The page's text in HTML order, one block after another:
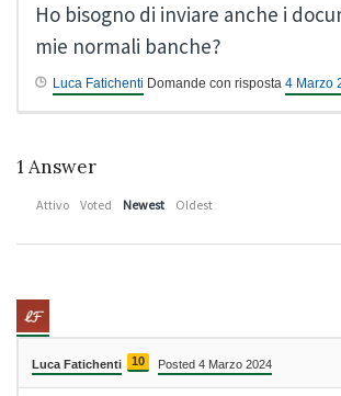
Ho bisogno di inviare anche i
mie normali banche?
Luca Fatichenti Domande con risposta 4 Marzo
1 Answer
Attivo Voted Newest Oldest
Luca Fatichenti 10 Posted 4 Marzo 2024